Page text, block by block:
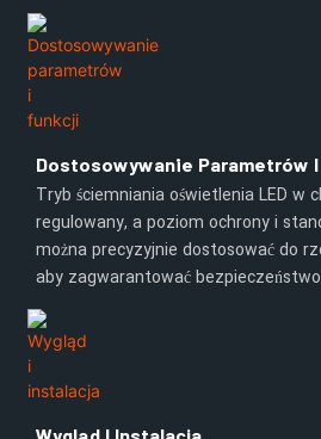
Dostosowywanie Parametrów
Tryb ściemniania oświetlenia LED w
regulowany, a poziom ochrony i
można precyzyjnie dostosować do
aby zagwarantować bezpieczeństwo